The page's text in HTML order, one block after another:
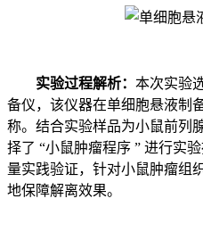
实验过程解析： 本次实验
备仪，该仪器在单细胞悬液制
称。结合实验样品为小鼠前列
择了 “小鼠肿瘤程序 ” 进行实
量实践验证，针对小鼠肿瘤组
地保障解离效果。